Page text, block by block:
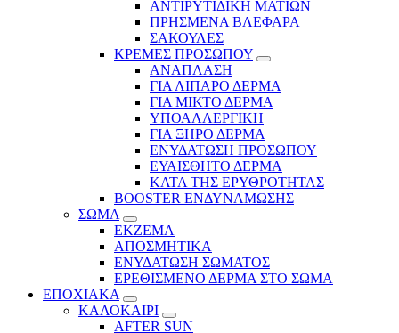
ΑΝΤΙΡΥΤΙΔΙΚΗ ΜΑΤΙΩΝ
ΠΡΗΣΜΕΝΑ ΒΛΕΦΑΡΑ
ΣΑΚΟΥΛΕΣ
ΚΡΕΜΕΣ ΠΡΟΣΩΠΟΥ
ΑΝΑΠΛΑΣΗ
ΓΙΑ ΛΙΠΑΡΟ ΔΕΡΜΑ
ΓΙΑ ΜΙΚΤΟ ΔΕΡΜΑ
ΥΠΟΑΛΛΕΡΓΙΚΗ
ΓΙΑ ΞΗΡΟ ΔΕΡΜΑ
ΕΝΥΔΑΤΩΣΗ ΠΡΟΣΩΠΟΥ
ΕΥΑΙΣΘΗΤΟ ΔΕΡΜΑ
ΚΑΤΑ ΤΗΣ ΕΡΥΘΡΟΤΗΤΑΣ
BOOSTER ΕΝΔΥΝΑΜΩΣΗΣ
ΣΩΜΑ
ΕΚΖΕΜΑ
ΑΠΟΣΜΗΤΙΚΑ
ΕΝΥΔΑΤΩΣΗ ΣΩΜΑΤΟΣ
ΕΡΕΘΙΣΜΕΝΟ ΔΕΡΜΑ ΣΤΟ ΣΩΜΑ
ΕΠΟΧΙΑΚΑ
ΚΑΛΟΚΑΙΡΙ
AFTER SUN